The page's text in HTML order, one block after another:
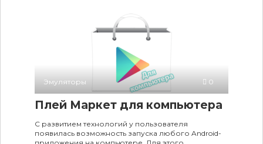
Эмуляторы 0
Плей Маркет для компьютера
С развитием технологий у пользователя
появилась возможность запуска любого Android-